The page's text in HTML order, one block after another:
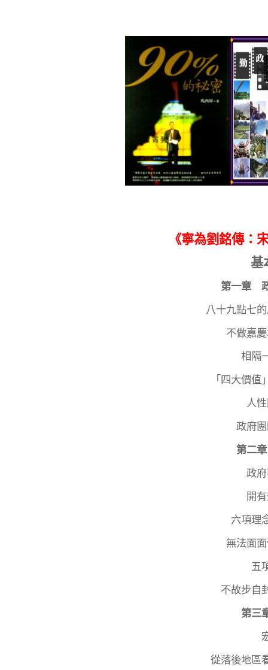
《寧為劉銘傳：
基
第一章
八十九點七
不做嘉
相隔
「四大價
人
政府
第二
政
開
六項理
無法面
五
不故步自
第三
從落後地區